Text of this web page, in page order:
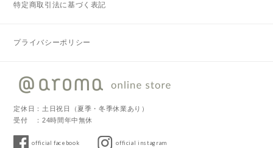
特定商取引法に基づく表記
プライバシーポリシー
定休日：土日祝日（夏季・冬季休業あり）
受付 ：24時間年中無休
official facebook official instagram